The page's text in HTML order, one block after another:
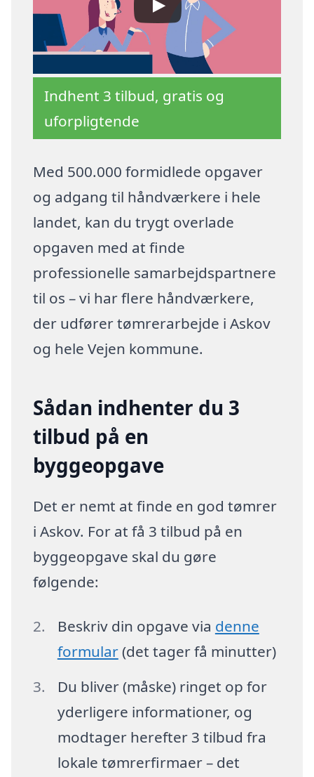
Indhent 3 tilbud, gratis og
uforpligtende
Med 500.000 formidlede opgaver
og adgang til håndværkere i hele
landet, kan du trygt overlade
opgaven med at finde
professionelle samarbejdspartnere
til os – vi har flere håndværkere,
der udfører tømrerarbejde i Askov
og hele Vejen kommune.
Sådan indhenter du 3
tilbud på en
byggeopgave
Det er nemt at finde en god tømrer
i Askov. For at få 3 tilbud på en
byggeopgave skal du gøre
følgende:
Beskriv din opgave via denne
formular(det tager få minutter)
Du bliver (måske) ringet op for
yderligere informationer, og
modtager herefter 3 tilbud fra
lokale tømrerfirmaer – det